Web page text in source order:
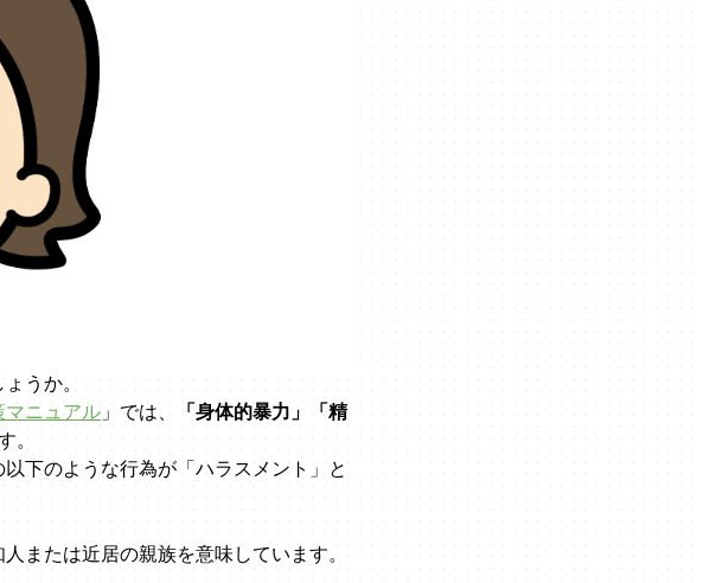
うか。
マニュアル 」では、
「身体的暴力」「精
。
下のような行為が「ハラスメント」と
または近居の親族を意味しています。